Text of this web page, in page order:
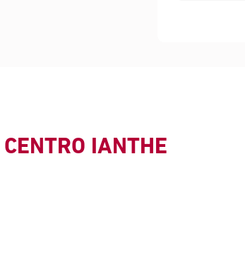
IANTHE